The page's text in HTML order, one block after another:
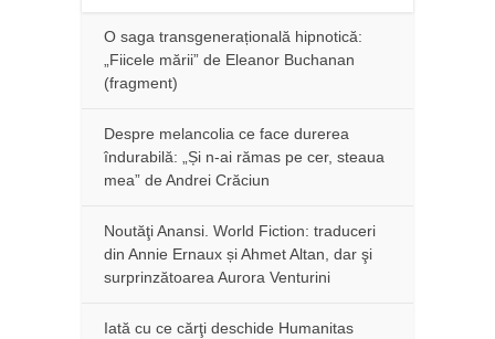
O saga transgenerațională hipnotică:
„Fiicele mării” de Eleanor Buchanan
(fragment)
Despre melancolia ce face durerea
îndurabilă: „Și n-ai rămas pe cer, steaua
mea” de Andrei Crăciun
Noutăţi Anansi. World Fiction: traduceri
din Annie Ernaux și Ahmet Altan, dar şi
surprinzătoarea Aurora Venturini
Iată cu ce cărţi deschide Humanitas